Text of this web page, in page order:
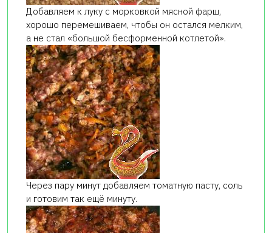
Добавляем к луку с морковкой мясной фарш,
хорошо перемешиваем, чтобы он остался мелким,
а не стал «большой бесформенной котлетой».
Через пару минут добавляем томатную пасту, соль
и готовим так ещё минуту.